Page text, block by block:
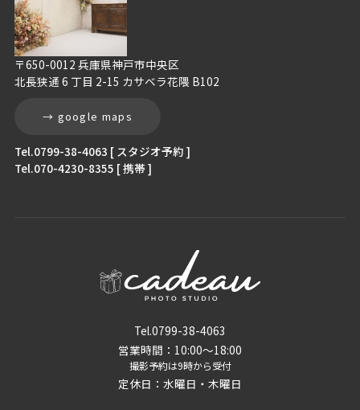
〒650-0012 兵庫県神戸市中央区
北長狭通 6 丁目 2-15 カサベラ花隈 B102
→ google maps
Tel.0799-38-4063 [ スタジオ予約 ]
Tel.070-4230-8355 [ 携帯 ]
Tel.0799-38-4063
営業時間：10:00〜18:00
撮影予約は9時から受付
定休日：水曜日・木曜日